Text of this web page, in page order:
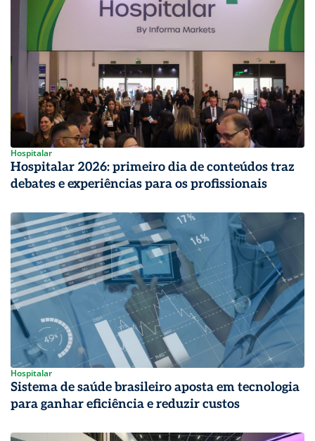
Hospitalar
Hospitalar 2026: primeiro dia de conteúdos traz
debates e experiências para os profissionais
Hospitalar
Sistema de saúde brasileiro aposta em tecnologia
para ganhar eficiência e reduzir custos